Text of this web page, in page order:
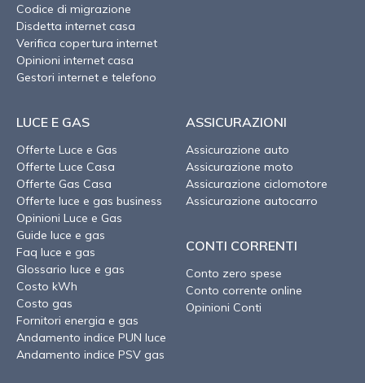
Codice di migrazione
Disdetta internet casa
Verifica copertura internet
Opinioni internet casa
Gestori internet e telefono
LUCE E GAS
Offerte Luce e Gas
Offerte Luce Casa
Offerte Gas Casa
Offerte luce e gas business
Opinioni Luce e Gas
Guide luce e gas
Faq luce e gas
Glossario luce e gas
Costo kWh
Costo gas
Fornitori energia e gas
Andamento indice PUN luce
Andamento indice PSV gas
ASSICURAZIONI
Assicurazione auto
Assicurazione moto
Assicurazione ciclomotore
Assicurazione autocarro
CONTI CORRENTI
Conto zero spese
Conto corrente online
Opinioni Conti